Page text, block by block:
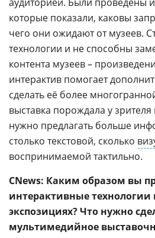
которые показали, каковы
чего они ожидают от музеев.
технологии и не способны
контента музеев –
интерактив помогает
сделать её более
выставка порождала у
нужно предлагать больше
столько текстовой, сколько
воспринимаемой тактильно.
CNews: Каким образом вы
интерактивные
экспозициях? Что нужно
мультимедийное